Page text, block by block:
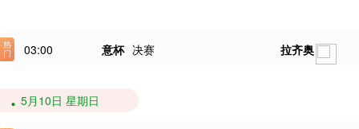
03:00 意杯 决赛 拉齐奥
5月10日 星期日